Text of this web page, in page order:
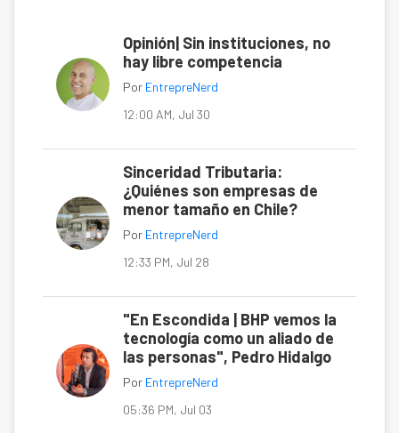
Opinión| Sin instituciones, no
hay libre competencia
Por EntrepreNerd
12:00 AM, Jul 30
Sinceridad Tributaria:
¿Quiénes son empresas de
menor tamaño en Chile?
Por EntrepreNerd
12:33 PM, Jul 28
"En Escondida | BHP vemos la
tecnología como un aliado de
las personas", Pedro Hidalgo
Por EntrepreNerd
05:36 PM, Jul 03